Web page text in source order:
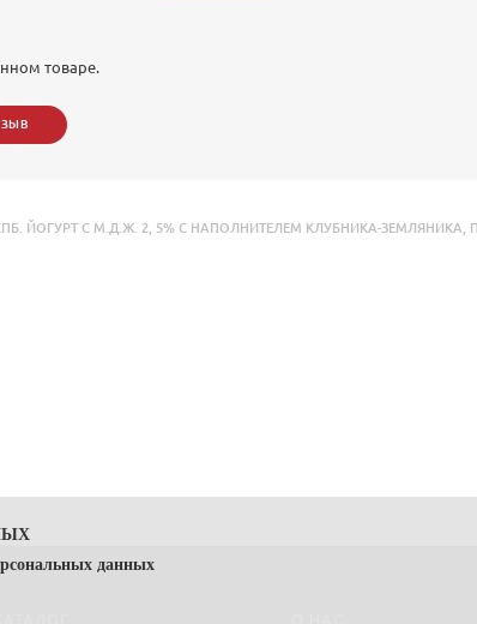
товаре.
ЙОГУРТ С М.Д.Ж. 2 5% С НАПОЛНИТЕЛЕМ КЛУБНИКА-ЗЕМЛЯНИКА
данных